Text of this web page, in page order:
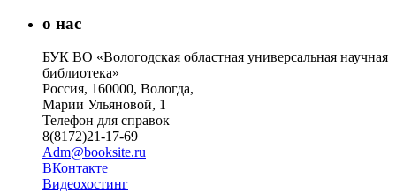
о нас
БУК ВО «Вологодская областная универсальная научная
библиотека»
Россия, 160000, Вологда,
Марии Ульяновой, 1
Телефон для справок –
8(8172)21-17-69
Adm@booksite.ru
ВКонтакте
Видеохостинг